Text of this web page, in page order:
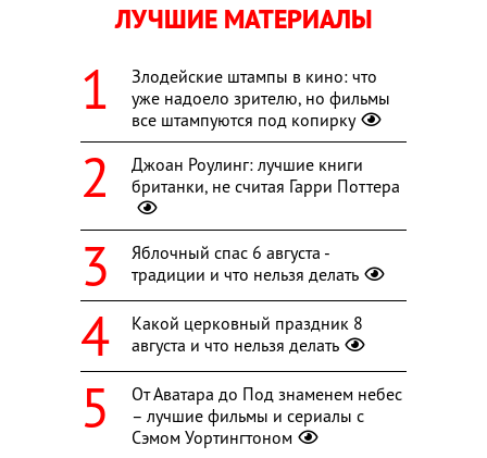
ЛУЧШИЕ МАТЕРИАЛЫ
Злодейские штампы в кино: что
уже надоело зрителю, но фильмы
все штампуются под копирку
Джоан Роулинг: лучшие книги
британки, не считая Гарри Поттера
Яблочный спас 6 августа -
традиции и что нельзя делать
Какой церковный праздник 8
августа и что нельзя делать
От Аватара до Под знаменем небес
– лучшие фильмы и сериалы с
Сэмом Уортингтоном